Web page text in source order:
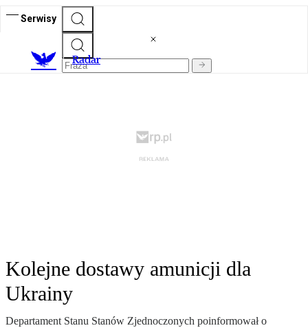
Serwisy
Radar
Kolejne dostawy amunicji dla
Ukrainy
Departament Stanu Stanów Zjednoczonych poinformował o